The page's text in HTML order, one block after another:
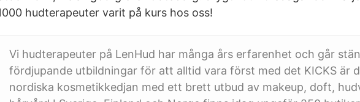
hudterapeuter varit på kurs hos oss!
Vi hudterapeuter på LenHud har många års erfarenhet och går
fördjupande utbildningar för att alltid vara först med det KICKS är
nordiska kosmetikkedjan med ett brett utbud av makeup, doft,